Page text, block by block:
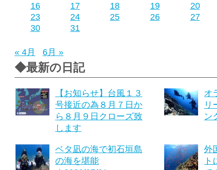
16
17 18 19
20
23
24 25 26
27
30
31
« 4月 6月 »
◆最新の日記
【お知らせ】台風１３
号接近の為８月７日か
ら８月９日クローズ致
します
オ
リ
ン
ベタ凪の海で初石垣島
の海を堪能
外
ト